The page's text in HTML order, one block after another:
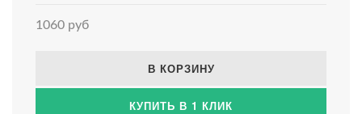
1060 руб
В КОРЗИНУ
КУПИТЬ В 1 КЛИК